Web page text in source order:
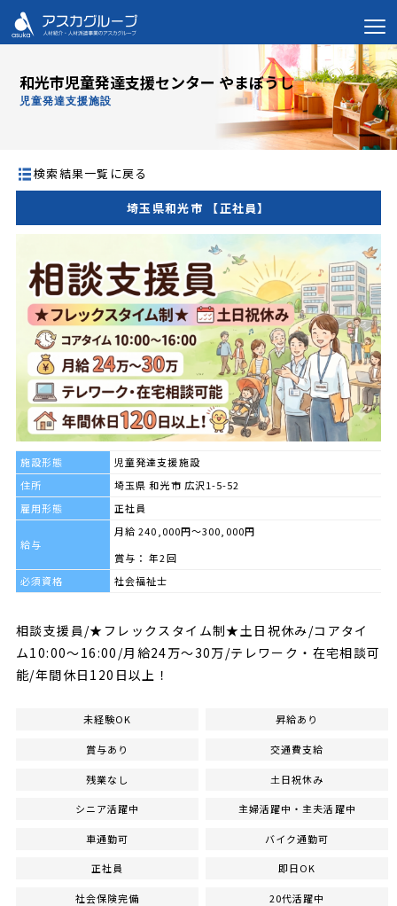
和光市児童発達支援センター やまぼうし
児童発達支援施設
検索結果一覧に戻る
埼玉県和光市 【正社員】
施設形態
児童発達支援施設
住所
埼玉県 和光市 広沢1-5-52
雇用形態
正社員
給与
月給 240,000円～300,000円
賞与： 年2回
必須資格
社会福祉士
相談支援員/★フレックスタイム制★土日祝休み/コアタイ
ム10:00～16:00/月給24万～30万/テレワーク・在宅相談可
能/年間休日120日以上！
未経験OK 昇給あり
賞与あり 交通費支給
残業なし 土日祝休み
シニア活躍中 主婦活躍中・主夫活躍中
車通勤可 バイク通勤可
正社員 即日OK
社会保険完備 20代活躍中